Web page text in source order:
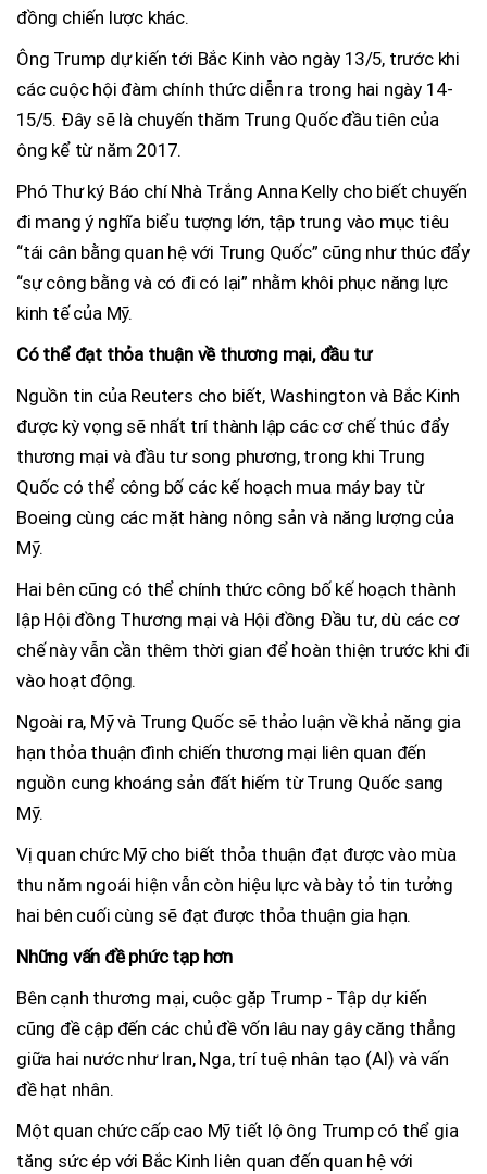
đồng chiến lược khác.
Ông Trump dự kiến tới Bắc Kinh vào ngày 13/5, trước khi
các cuộc hội đàm chính thức diễn ra trong hai ngày 14-
15/5. Đây sẽ là chuyến thăm Trung Quốc đầu tiên của
ông kể từ năm 2017.
Phó Thư ký Báo chí Nhà Trắng Anna Kelly cho biết chuyến
đi mang ý nghĩa biểu tượng lớn, tập trung vào mục tiêu
“tái cân bằng quan hệ với Trung Quốc” cũng như thúc đẩy
“sự công bằng và có đi có lại” nhằm khôi phục năng lực
kinh tế của Mỹ.
Có thể đạt thỏa thuận về thương mại, đầu tư
Nguồn tin của Reuters cho biết, Washington và Bắc Kinh
được kỳ vọng sẽ nhất trí thành lập các cơ chế thúc đẩy
thương mại và đầu tư song phương, trong khi Trung
Quốc có thể công bố các kế hoạch mua máy bay từ
Boeing cùng các mặt hàng nông sản và năng lượng của
Mỹ.
Hai bên cũng có thể chính thức công bố kế hoạch thành
lập Hội đồng Thương mại và Hội đồng Đầu tư, dù các cơ
chế này vẫn cần thêm thời gian để hoàn thiện trước khi đi
vào hoạt động.
Ngoài ra, Mỹ và Trung Quốc sẽ thảo luận về khả năng gia
hạn thỏa thuận đình chiến thương mại liên quan đến
nguồn cung khoáng sản đất hiếm từ Trung Quốc sang
Mỹ.
Vị quan chức Mỹ cho biết thỏa thuận đạt được vào mùa
thu năm ngoái hiện vẫn còn hiệu lực và bày tỏ tin tưởng
hai bên cuối cùng sẽ đạt được thỏa thuận gia hạn.
Những vấn đề phức tạp hơn
Bên cạnh thương mại, cuộc gặp Trump - Tập dự kiến
cũng đề cập đến các chủ đề vốn lâu nay gây căng thẳng
giữa hai nước như Iran, Nga, trí tuệ nhân tạo (AI) và vấn
đề hạt nhân.
Một quan chức cấp cao Mỹ tiết lộ ông Trump có thể gia
tăng sức ép với Bắc Kinh liên quan đến quan hệ với